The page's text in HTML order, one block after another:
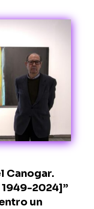
Canogar.
2024]”
un